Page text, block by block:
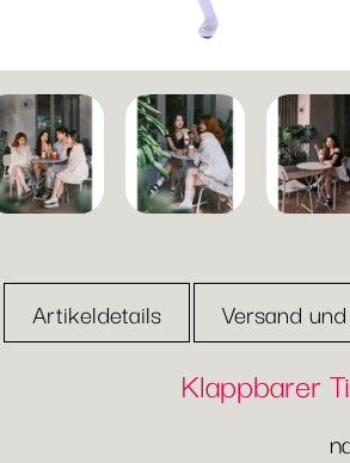
Artikeldetails Versand
Klappbarer